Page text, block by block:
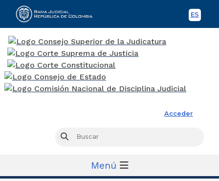
ES
Acceder
Buscar
Menú